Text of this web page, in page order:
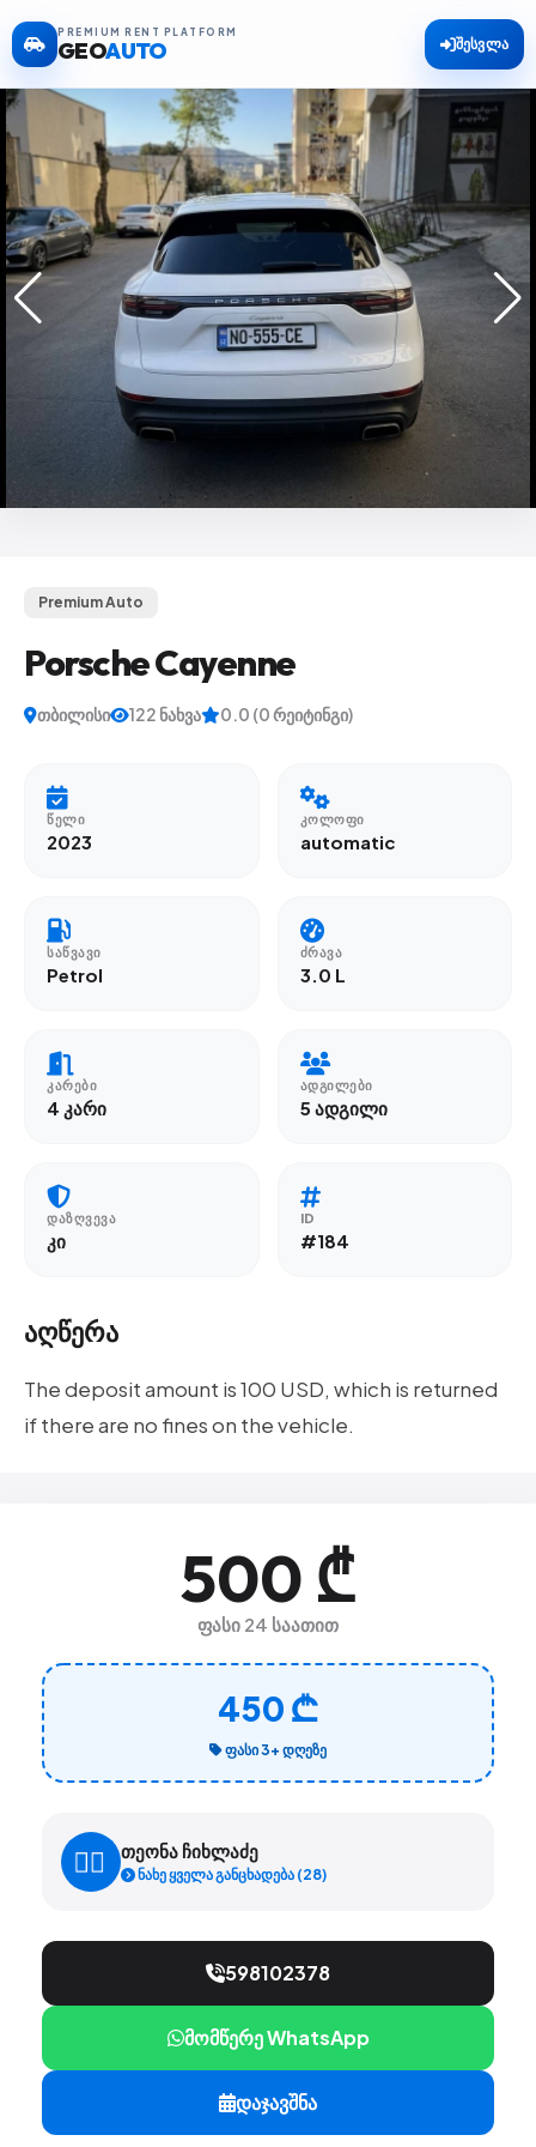
PREMIUM RENT PLATFORM
GEOAUTO შესვლა
Premium Auto
Porsche Cayenne
თბილისი 122 ნახვა 0.0 (0 რეიტინგი)
ᲬᲔᲚᲘ
2023
ᲙᲝᲚᲝᲤᲘ
automatic
ᲡᲐᲬᲕᲐᲕᲘ
Petrol
ᲫᲠᲐᲕᲐ
3.0 L
ᲙᲐᲠᲔᲑᲘ
4 კარი
ᲐᲓᲒᲘᲚᲔᲑᲘ
5 ადგილი
ᲓᲐᲖᲦᲕᲔᲕᲐ
კი
ID
#184
აღწერა
The deposit amount is 100 USD, which is returned
if there are no fines on the vehicle.
500 ₾
ფასი 24 საათით
450 ₾
ᲤᲐᲡᲘ 3+ ᲓᲦᲔᲖᲔ
თეონა ჩიხლაძე
ნახე ყველა განცხადება (28)
598102378
მომწერე WhatsApp
დაჯავშნა